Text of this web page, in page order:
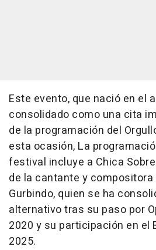
Este evento, que nació en el
consolidado como una cita
de la programación del
esta ocasión, La
festival incluye a Chica
de la cantante y
Gurbindo, quien se ha
alternativo tras su paso por
2020 y su participación en el
2025.